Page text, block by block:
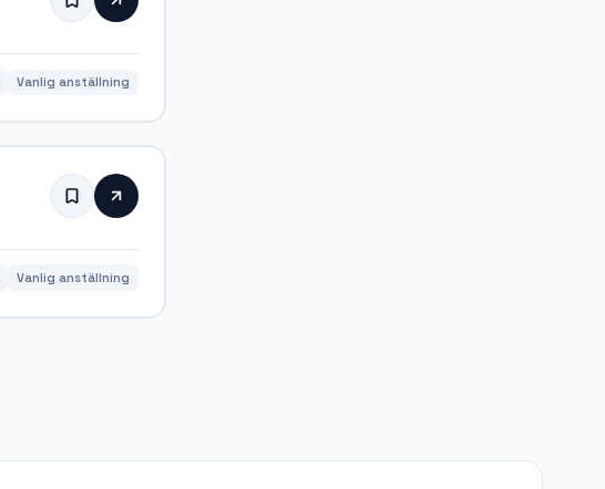
Vanlig anställning
Vanlig anställning